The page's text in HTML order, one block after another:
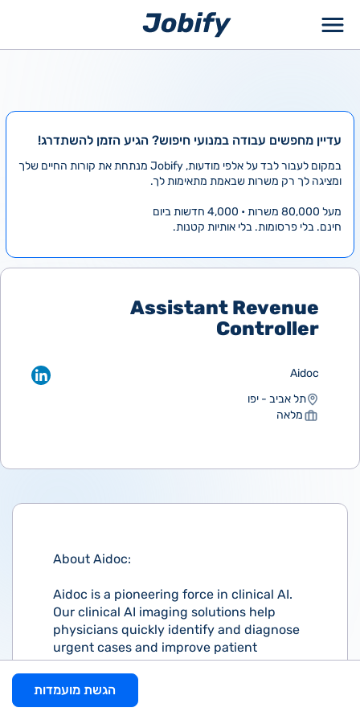
עדיין מחפשים עבודה במנועי חיפוש? הגיע הזמן להשתדרג!
במקום לעבור לבד על אלפי מודעות, Jobify מנתחת את קורות החיים שלך
ומציגה לך רק משרות שבאמת מתאימות לך.
מעל 80,000 משרות • 4,000 חדשות ביום
חינם. בלי פרסומות. בלי אותיות קטנות.
Assistant Revenue
Controller
Aidoc
תל אביב - יפו
מלאה
About Aidoc:
Aidoc is a pioneering force in clinical AI.
Our clinical AI imaging solutions help
physicians quickly identify and diagnose
urgent cases and improve patient
outcomes. We analyze and aggregate
medical data to enable care teams to
work seamlessly with a continued focus
הגשת מועמדות